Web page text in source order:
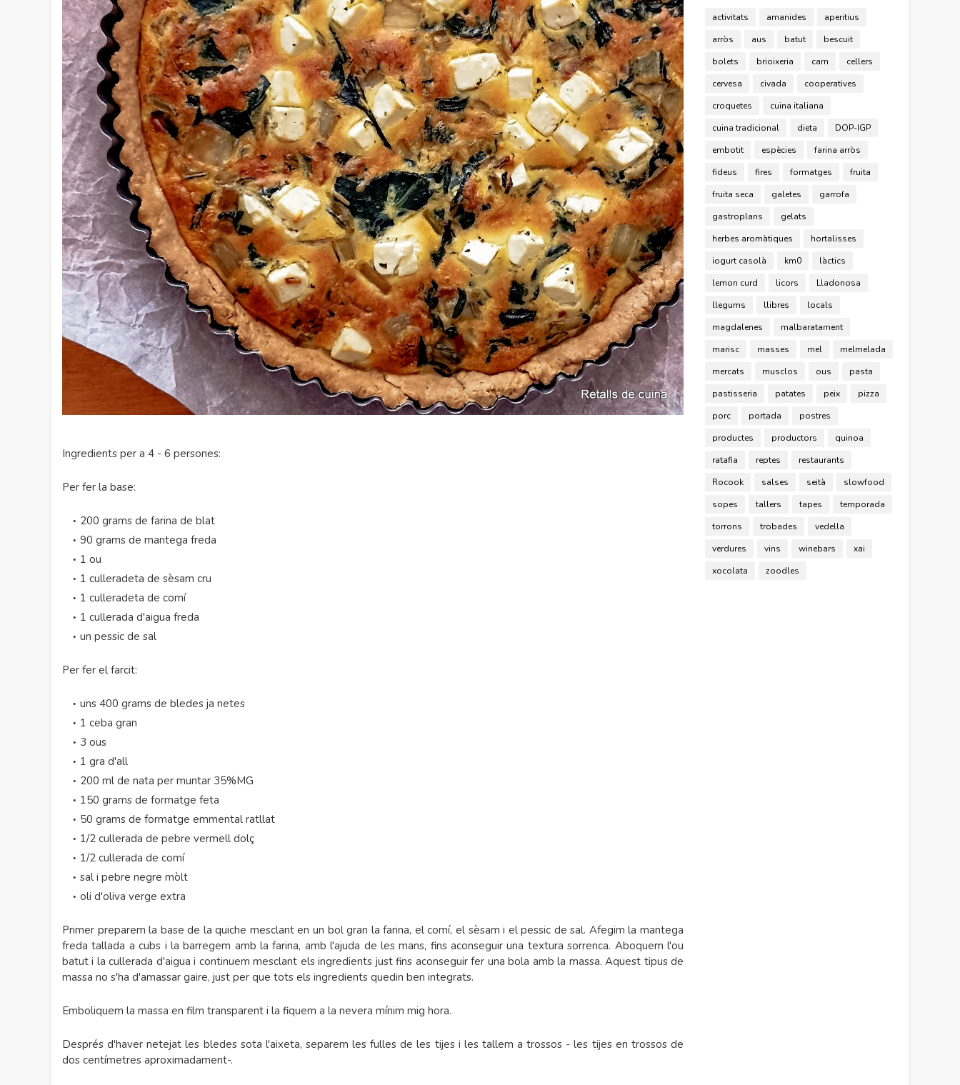
Ingredients per a 4 - 6 persones:
Per fer la base:
200 grams de farina de blat
90 grams de mantega freda
1 ou
1 culleradeta de sèsam cru
1 culleradeta de comí
1 cullerada d'aigua freda
un pessic de sal
Per fer el farcit:
uns 400 grams de bledes ja netes
1 ceba gran
3 ous
1 gra d'all
200 ml de nata per muntar 35%MG
150 grams de formatge feta
50 grams de formatge emmental ratllat
1/2 cullerada de pebre vermell dolç
1/2 cullerada de comí
sal i pebre negre mòlt
oli d'oliva verge extra
Primer preparem la base de la quiche mesclant en un bol gran la farina, el comí, el sèsam i el pessic de sal. Afegim la mantega
freda tallada a cubs i la barregem amb la farina, amb l'ajuda de les mans, fins aconseguir una textura sorrenca. Aboquem l'ou
batut i la cullerada d'aigua i continuem mesclant els ingredients just fins aconseguir fer una bola amb la massa. Aquest tipus de
massa no s'ha d'amassar gaire, just per que tots els ingredients quedin ben integrats.
Emboliquem la massa en film transparent i la fiquem a la nevera mínim mig hora.
Després d'haver netejat les bledes sota l'aixeta, separem les fulles de les tijes i les tallem a trossos - les tijes en trossos de
dos centímetres aproximadament-.
activitats amanides
aperitius
arròs
aus batut
bescuit
bolets
brioixeria carn
cellers
cervesa
civada
cooperatives
croquetes
cuina italiana
cuina tradicional
dieta
DOP-IGP
embotit
espècies
farina arròs
fideus
fires formatges
fruita
fruita seca
galetes
garrofa
gastroplans
gelats
herbes aromàtiques
hortalisses
iogurt casolà
km0
làctics
lemon curd
licors
Lladonosa
llegums
llibres
locals
magdalenes
malbaratament
marisc
masses mel
melmelada
mercats
musclos ous
pasta
pastisseria
patates peix
pizza
porc
portada
postres
productes
productors
quinoa
ratafia
reptes
restaurants
Rocook
salses seità
slowfood
sopes
tallers tapes
temporada
torrons
trobades
vedella
verdures
vins winebars
xai
xocolata
zoodles